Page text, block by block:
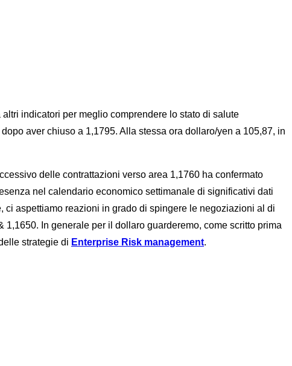
indicatori per meglio comprendere lo stato di salute
aver chiuso a 1,1795. Alla stessa ora dollaro/yen a 105,87, in
delle contrattazioni verso area 1,1760 ha confermato
nel calendario economico settimanale di significativi dati
aspettiamo reazioni in grado di spingere le negoziazioni al di
In generale per il dollaro guarderemo, come scritto prima
strategie di Enterprise Risk management.